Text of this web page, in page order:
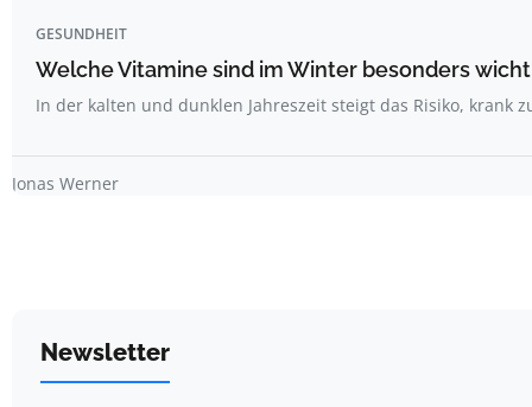
GESUNDHEIT
Welche Vitamine sind im Winter besonders
In der kalten und dunklen Jahreszeit steigt das Risiko, krank
Jonas Werner
Newsletter